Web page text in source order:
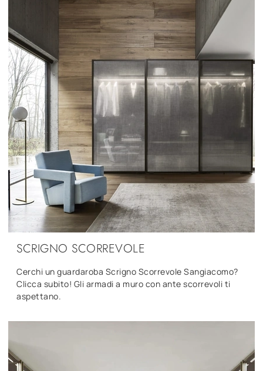
SCRIGNO SCORREVOLE
Cerchi un guardaroba Scrigno Scorrevole Sangiacomo?
Clicca subito! Gli armadi a muro con ante scorrevoli ti
aspettano.